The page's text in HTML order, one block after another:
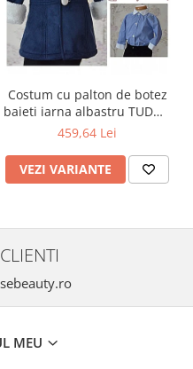
Costum cu palton de botez
baieti iarna albastru TUDOR
cu cojocel 4 piese
459,64 Lei
VEZI VARIANTE
MEU